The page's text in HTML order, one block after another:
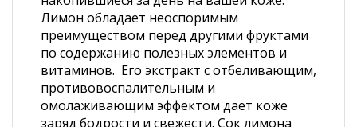
Лимон обладает неоспоримым
преимуществом перед другими фруктами
по содержанию полезных элементов и
витаминов. Его экстракт с отбеливающим,
противовоспалительным и
омолаживающим эффектом дает коже
заряд бодрости и свежести. Сок лимона